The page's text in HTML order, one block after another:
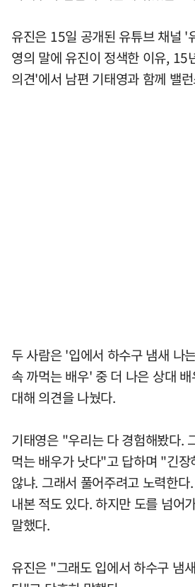
유진은 15일 공개된 유튜브 채널 '
영의 말에 유진이 정색한 이유, 15
의견'에서 남편 기태영과 함께 밸
두 사람은 '입에서 하수구 냄새 나
속 까먹는 배우' 중 더 나은 상대
대해 의견을 나눴다.
기태영은 "우리는 다 경험해봤다.
먹는 배우가 낫다"고 답하며 "긴장
않냐. 그래서 풀어주려고 노력한
내본 적도 있다. 하지만 도를 넘어
말했다.
유진은 "그래도 입에서 하수구 냄